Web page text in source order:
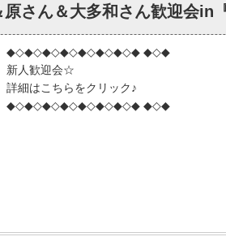
さん＆大多和さん歓迎会in
◆◇◆◇◆◇◆◇◆◇◆◇◆◇◆ ◆◇◆
新人歓迎会☆
詳細はこちらをクリック♪
◆◇◆◇◆◇◆◇◆◇◆◇◆◇◆ ◆◇◆